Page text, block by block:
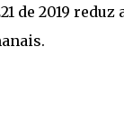
de 2019